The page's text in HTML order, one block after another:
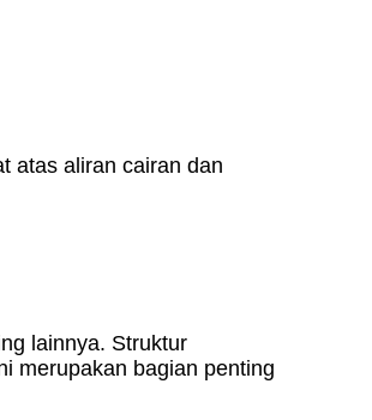
atas aliran cairan dan
lainnya. Struktur
merupakan bagian penting